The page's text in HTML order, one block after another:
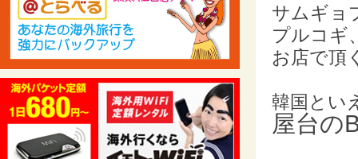
サムギョ
プルコギ
お店で頂
韓国とい
屋台の